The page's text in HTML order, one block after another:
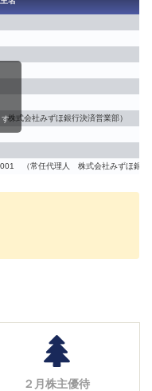
式会社みずほ銀行決済営業部）
（常任代理人 株式会社みずほ銀行
す
２月株主優待